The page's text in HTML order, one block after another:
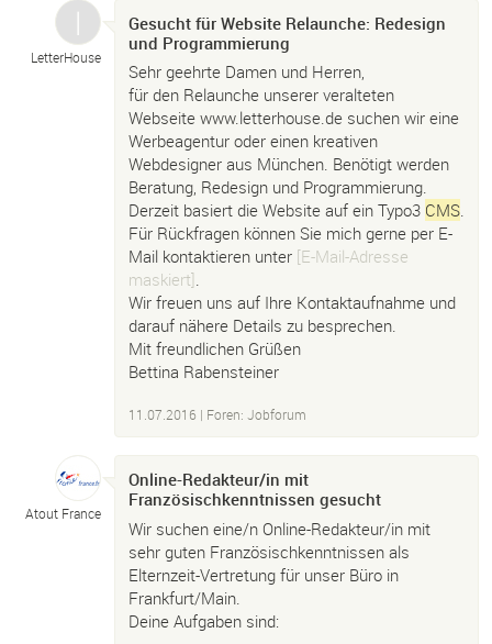
LetterHouse
Gesucht für Website Relaunche: Redesign
und Programmierung
Sehr geehrte Damen und Herren,
für den Relaunche unserer veralteten
Webseite www.letterhouse.de suchen wir eine
Werbeagentur oder einen kreativen
Webdesigner aus München. Benötigt werden
Beratung, Redesign und Programmierung.
Derzeit basiert die Website auf ein Typo3 CMS.
Für Rückfragen können Sie mich gerne per E-
Mail kontaktieren unter [E-Mail-Adresse
maskiert].
Wir freuen uns auf Ihre Kontaktaufnahme und
darauf nähere Details zu besprechen.
Mit freundlichen Grüßen
Bettina Rabensteiner
11.07.2016 | Foren: Jobforum
Atout France
Online-Redakteur/in mit
Französischkenntnissen gesucht
Wir suchen eine/n Online-Redakteur/in mit
sehr guten Französischkenntnissen als
Elternzeit-Vertretung für unser Büro in
Frankfurt/Main.
Deine Aufgaben sind: